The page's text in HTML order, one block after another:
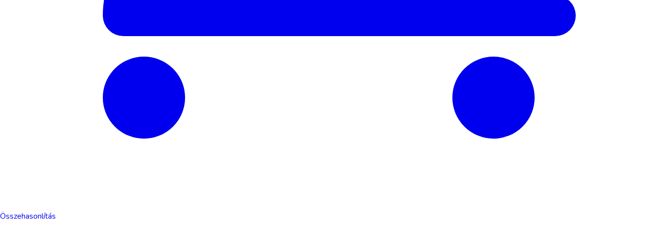
Összehasonlítás